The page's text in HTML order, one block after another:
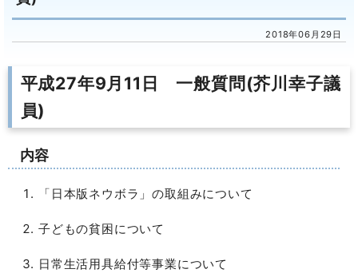
2018年06月29日
平成27年9月11日 一般質問(芥川幸子議
員)
内容
「日本版ネウボラ」の取組みについて
子どもの貧困について
日常生活用具給付等事業について